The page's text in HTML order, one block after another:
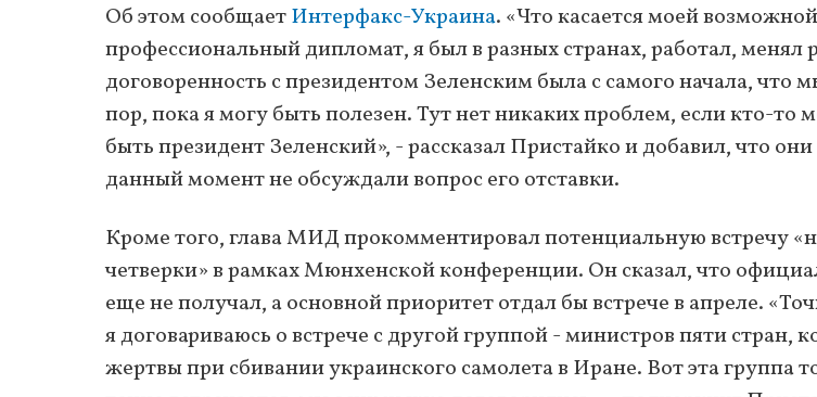
Об этом сообщаетИнтерфакс-Украина. «Что касается моей
профессиональный дипломат, я был в разных странах, работал, менял
договоренность с президентом Зеленским была с самого начала, что
пор, пока я могу быть полезен. Тут нет никаких проблем, если кто-то
быть президент Зеленский», - рассказал Пристайко и добавил, что
данный момент не обсуждали вопрос его отставки.
Кроме того, глава МИД прокомментировал потенциальную встречу
четверки» в рамках Мюнхенской конференции. Он сказал, что
еще не получал, а основной приоритет отдал бы встрече в апреле.
я договариваюсь о встрече с другой группой - министров пяти стран,
жертвы при сбивании украинского самолета в Иране. Вот эта группа